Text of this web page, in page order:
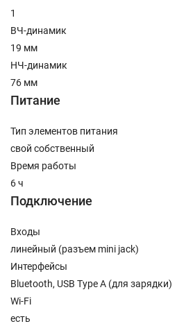
1
ВЧ-динамик
19 мм
НЧ-динамик
76 мм
Питание
Тип элементов питания
свой собственный
Время работы
6 ч
Подключение
Входы
линейный (разъем mini jack)
Интерфейсы
Bluetooth, USB Type A (для зарядки)
Wi-Fi
есть